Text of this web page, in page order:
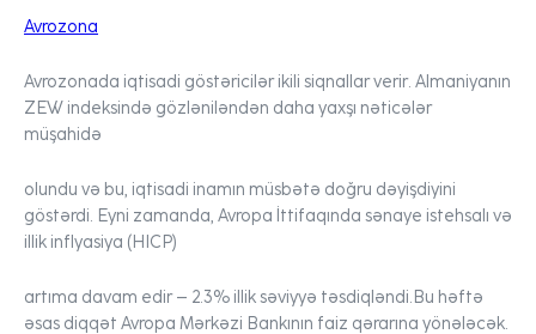
Avrozona
Avrozonada iqtisadi göstəricilər ikili siqnallar verir. Almaniyanın
ZEW indeksində gözləniləndən daha yaxşı nəticələr
müşahidə
olundu və bu, iqtisadi inamın müsbətə doğru dəyişdiyini
göstərdi. Eyni zamanda, Avropa İttifaqında sənaye istehsalı və
illik inflyasiya (HICP)
artıma davam edir – 2.3% illik səviyyə təsdiqləndi.Bu həftə
əsas diqqət Avropa Mərkəzi Bankının faiz qərarına yönələcək.